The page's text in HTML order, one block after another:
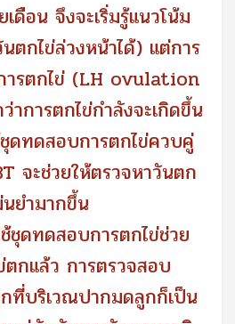
ดือน จึงจะเริ่มรู้แนวโน้ม
ตกไข่ล่วงหน้าได้) แต่การ
ารตกไข่ (LH ovulation
การตกไข่กำลังจะเกิดขึ้น
ดทดสอบการตกไข่ควบคู่
จะช่วยให้ตรวจหาวันตก
ยำมากขึ้น
ชุดทดสอบการตกไข่ช่วย
ตกแล้ว การตรวจสอบ
ที่บริเวณปากมดลูกก็เป็น